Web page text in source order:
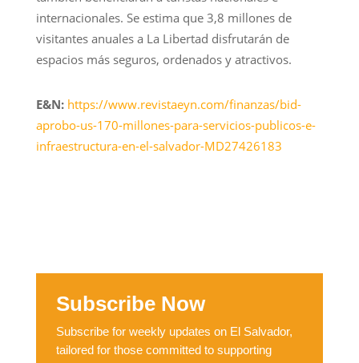
internacionales. Se estima que 3,8 millones de
visitantes anuales a La Libertad disfrutarán de
espacios más seguros, ordenados y atractivos.
E&N: https://www.revistaeyn.com/finanzas/bid-
aprobo-us-170-millones-para-servicios-publicos-e-
infraestructura-en-el-salvador-MD27426183
Subscribe Now
Subscribe for weekly updates on El Salvador,
tailored for those committed to supporting